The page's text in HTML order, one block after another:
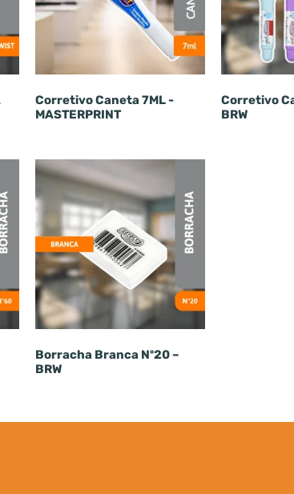
Corretivo Caneta 7ML -
MASTERPRINT
Corretivo
BRW
Borracha Branca Nº20 –
BRW